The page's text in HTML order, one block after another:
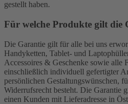
gestellt haben.
Für welche Produkte gilt die
Die Garantie gilt für alle bei uns
Handyketten, Tablet- und
Accessoires & Geschenke sowie alle
einschließlich individuell gefertigter
persönlichen Gestaltungswünschen,
Widerrufsrecht besteht. Die Garantie
einen Kunden mit Lieferadresse in